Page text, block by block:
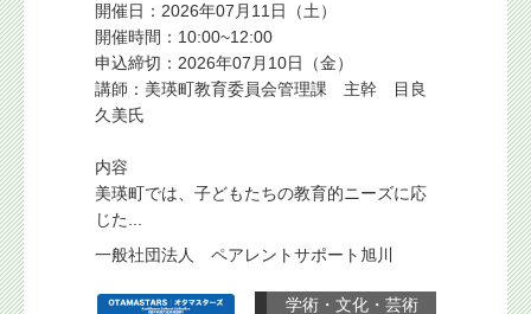
開催日：2026年07月11日（土）
開催時間：10:00~12:00
申込締切：2026年07月10日（金）
講師：美瑛町教育委員会管理課 主幹 目良
久美氏
内容
美瑛町では、子どもたちの教育的ニーズに応
じた...
一般社団法人 ペアレントサポート旭川
学術・文化・芸術